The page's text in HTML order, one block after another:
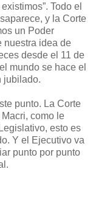
Todo el
y la Corte
un Poder
nuestra idea de
desde el 11 de
mundo se hace el
jubilado.
punto. La Corte
como le
esto es
Y el Ejecutivo va
punto por punto